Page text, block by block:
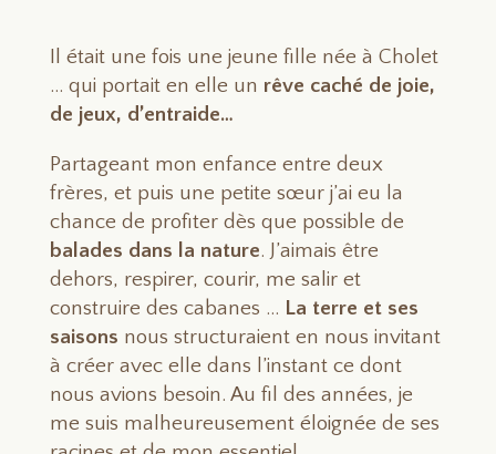
Il était une fois une jeune fille née à Cholet
… qui portait en elle un rêve caché de joie,
de jeux, d’entraide…
Partageant mon enfance entre deux
frères, et puis une petite sœur j’ai eu la
chance de profiter dès que possible de
balades dans la nature. J’aimais être
dehors, respirer, courir, me salir et
construire des cabanes … La terre et ses
saisons nous structuraient en nous invitant
à créer avec elle dans l’instant ce dont
nous avions besoin. Au fil des années, je
me suis malheureusement éloignée de ses